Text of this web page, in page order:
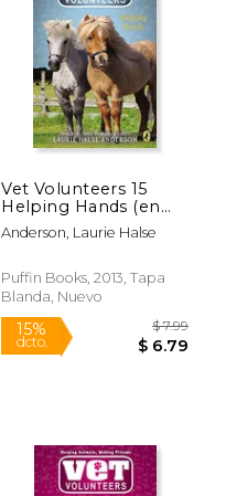
Vet Volunteers 15
Helping Hands (en
Inglés)
Anderson, Laurie Halse
Puffin Books, 2013, Tapa
Blanda, Nuevo